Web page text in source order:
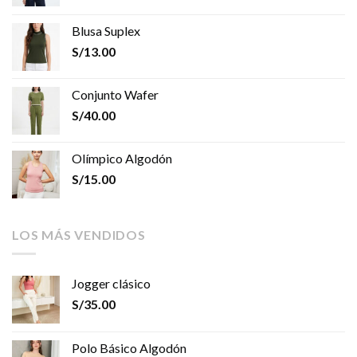
Blusa Suplex
S/13.00
Conjunto Wafer
S/40.00
Olímpico Algodón
S/15.00
LOS MÁS VENDIDOS
Jogger clásico
S/35.00
Polo Básico Algodón